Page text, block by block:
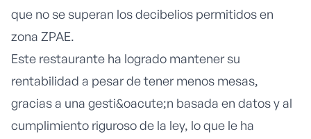
que no se superan los decibelios permitidos en
zona ZPAE.
Este restaurante ha logrado mantener su
rentabilidad a pesar de tener menos mesas,
gracias a una gesti&oacute;n basada en datos y al
cumplimiento riguroso de la ley, lo que le ha